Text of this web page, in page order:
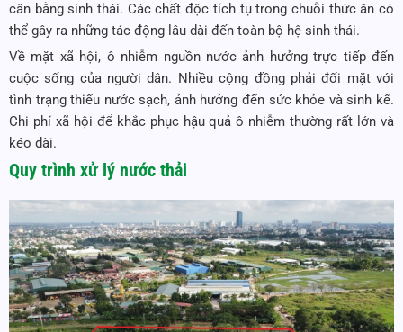
cân bằng sinh thái. Các chất độc tích tụ trong chuỗi thức ăn có
thể gây ra những tác động lâu dài đến toàn bộ hệ sinh thái.
Về mặt xã hội, ô nhiễm nguồn nước ảnh hưởng trực tiếp đến
cuộc sống của người dân. Nhiều cộng đồng phải đối mặt với
tình trạng thiếu nước sạch, ảnh hưởng đến sức khỏe và sinh kế.
Chi phí xã hội để khắc phục hậu quả ô nhiễm thường rất lớn và
kéo dài.
Quy trình xử lý nước thải